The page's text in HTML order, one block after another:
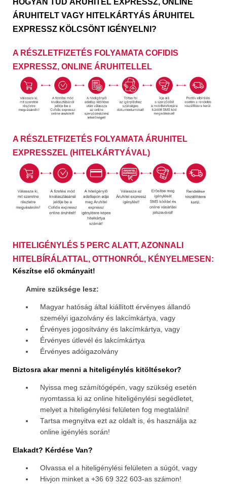
HOGYAN TUD ÁRUHITEL EXPRESSZ, ONLINE
ÁRUHITELT VAGY HITELKÁRTYÁS ÁRUHITEL
EXPRESSZ KÖLCSÖNT IGÉNYELNI?
A RÉSZLETFIZETÉS FOLYAMATA COFIDIS
EXPRESSZ, ONLINE ÁRUHITELLEL
A RÉSZLETFIZETÉS FOLYAMATA ÁRUHITEL
EXPRESSZEL (HITELKÁRTYÁVAL)
HITELIGÉNYLÉS 5 PERC ALATT, AZONNALI
HITELBÍRÁLATTAL, OTTHONRÓL, KÉNYELMESEN:
Készítse elő okmányait!
Amire szüksége lesz:
Magyar hatóság által kiállított érvényes állandó
személyi igazolvány és lakcímkártya, vagy
Érvényes jogosítvány és lakcímkártya, vagy
Érvényes útlevél és lakcímkártya
Érvényes adóigazolvány
Biztosra akar menni a hiteligénylés kitöltésekor?
Nyissa meg számítógépén, vagy szükség esetén
nyomtassa ki az online hiteligénylési segédletet,
melyet a hiteligénylési felületen fog megtalálni!
Tartsa megnyitva ezt az oldalt is, és használja az
online igénylés során!
Elakadt? Kérdése Van?
Olvassa el a hiteligénylési felületen a súgót, vagy
Hivjon minket a +36 69 322 603-as számon!